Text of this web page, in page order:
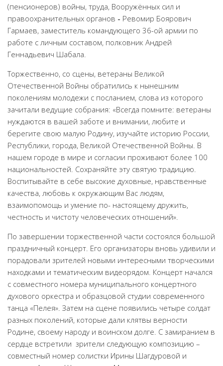
(пенсионеров) войны, труда, Вооружённых сил и
правоохранительных органов - Ревомир Боярович
Гармаев, заместитель командующего 36-ой армии по
работе с личным составом, полковник Андрей
Геннадьевич Шабала.
Торжественно, со сцены, ветераны Великой
Отечественной Войны обратились к нынешним
поколениям молодежи с посланием, слова из которого
зачитали ведущие собрания: «Всегда помните: ветераны
нуждаются в вашей заботе и внимании, любите и
берегите свою малую Родину, изучайте историю России,
Республики, города, Великой Отечественной Войны. В
нашем городе в мире и согласии проживают более 100
национальностей. Сохраняйте эту святую традицию.
Воспитывайте в себе высокие духовные, нравственные
качества, любовь к окружающим Вас людям,
взаимопомощь и умение по- настоящему дружить,
честность и чистоту человеческих отношений».
По завершении торжественной части состоялся большой
праздничный концерт. Его организаторы вновь удивили и
порадовали зрителей новыми интересными творческими
находками и тематическим видеорядом. Концерт начался
с совместного номера муниципального концертного
духового оркестра и образцовой студии современного
танца «Пелея». Затем на сцене появились четыре солдат
разных поколений, которые дали клятвы верности
Родине, своему народу и воинском долге. С замиранием в
сердце встретили зрители следующую композицию –
совместный номер солистки Ирины Шагдуровой и